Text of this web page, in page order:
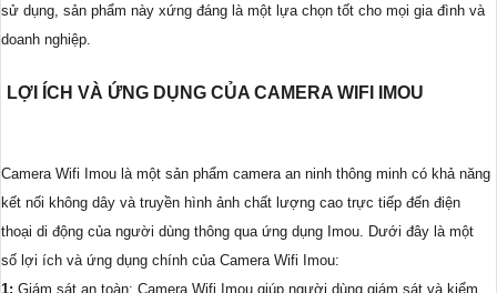
sử dụng, sản phẩm này xứng đáng là một lựa chọn tốt cho mọi gia đình và
doanh nghiệp.
LỢI ÍCH VÀ ỨNG DỤNG CỦA CAMERA WIFI IMOU
Camera Wifi Imou là một sản phẩm camera an ninh thông minh có khả năng
kết nối không dây và truyền hình ảnh chất lượng cao trực tiếp đến điện
thoại di động của người dùng thông qua ứng dụng Imou. Dưới đây là một
số lợi ích và ứng dụng chính của Camera Wifi Imou:
1: Giám sát an toàn: Camera Wifi Imou giúp người dùng giám sát và kiểm